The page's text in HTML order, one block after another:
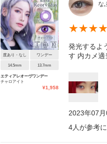
度あり・なし ワンデー
14.5mm 13.7mm
エティアレオーヴワンデー
チャロアイト
¥1,958
な
★★★★
発光するよ
す 内カメ適
2023年07月
4人が参考